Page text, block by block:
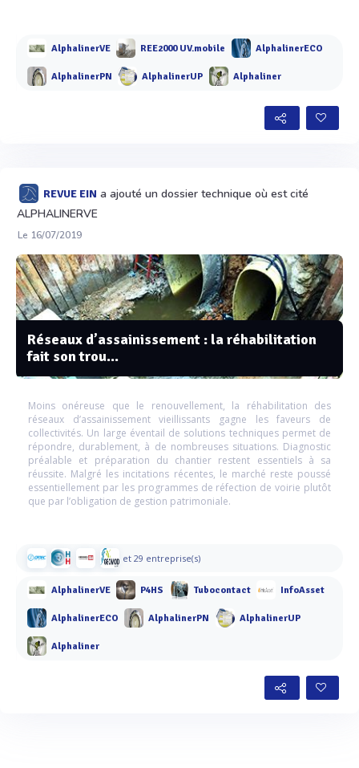
AlphalinerVE REE2000 UV.mobile AlphalinerECO
AlphalinerPN AlphalinerUP Alphaliner
REVUE EIN a ajouté un dossier technique où est cité
ALPHALINERVE
Le 16/07/2019
Réseaux d’assainissement : la réhabilitation
fait son trou...
Moins onéreuse que le renouvellement, la réhabilitation des
réseaux d’assainissement vieillissants gagne les faveurs de
collectivités. Un large éventail de solutions techniques permet de
répondre, durablement, à de nombreuses situations. Diagnostic
préalable et préparation du chantier restent essentiels à sa
réussite. Malgré les incitations récentes, le marché reste poussé
essentiellement par les programmes de réfection de voirie plutôt
que par l’obligation de gestion patrimoniale.
et 29 entreprise(s)
AlphalinerVE P4HS Tubocontact InfoAsset
AlphalinerECO AlphalinerPN AlphalinerUP
Alphaliner